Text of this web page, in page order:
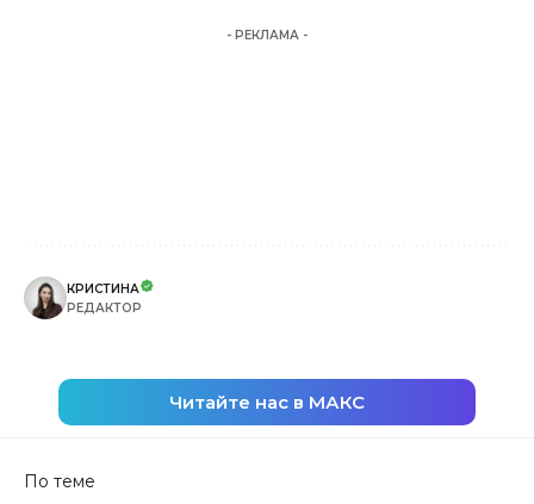
- РЕКЛАМА -
КРИСТИНА
РЕДАКТОР
Читайте нас в МАКС
По теме